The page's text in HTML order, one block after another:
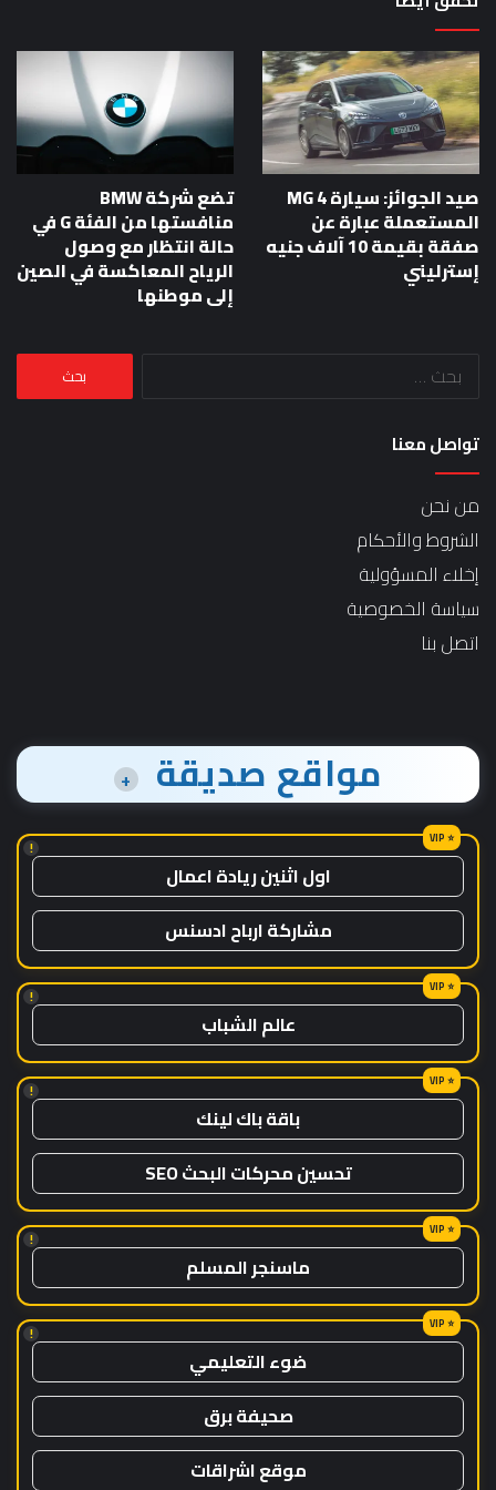
صيد الجوائز: سيارة MG 4
المستعملة عبارة عن
صفقة بقيمة 10 آلاف جنيه
إسترليني
تضع شركة BMW
منافستها من الفئة G في
حالة انتظار مع وصول
الرياح المعاكسة في الصين
إلى موطنها
البحث
تواصل معنا
من نحن
الشروط والأحكام
إخلاء المسؤولية
سياسة الخصوصية
اتصل بنا
مواقع صديقة +
!
اول اثنين ريادة اعمال
مشاركة ارباح ادسنس
!
عالم الشباب
!
باقة باك لينك
تحسين محركات البحث SEO
!
ماسنجر المسلم
!
ضوء التعليمي
صحيفة برق
موقع اشراقات